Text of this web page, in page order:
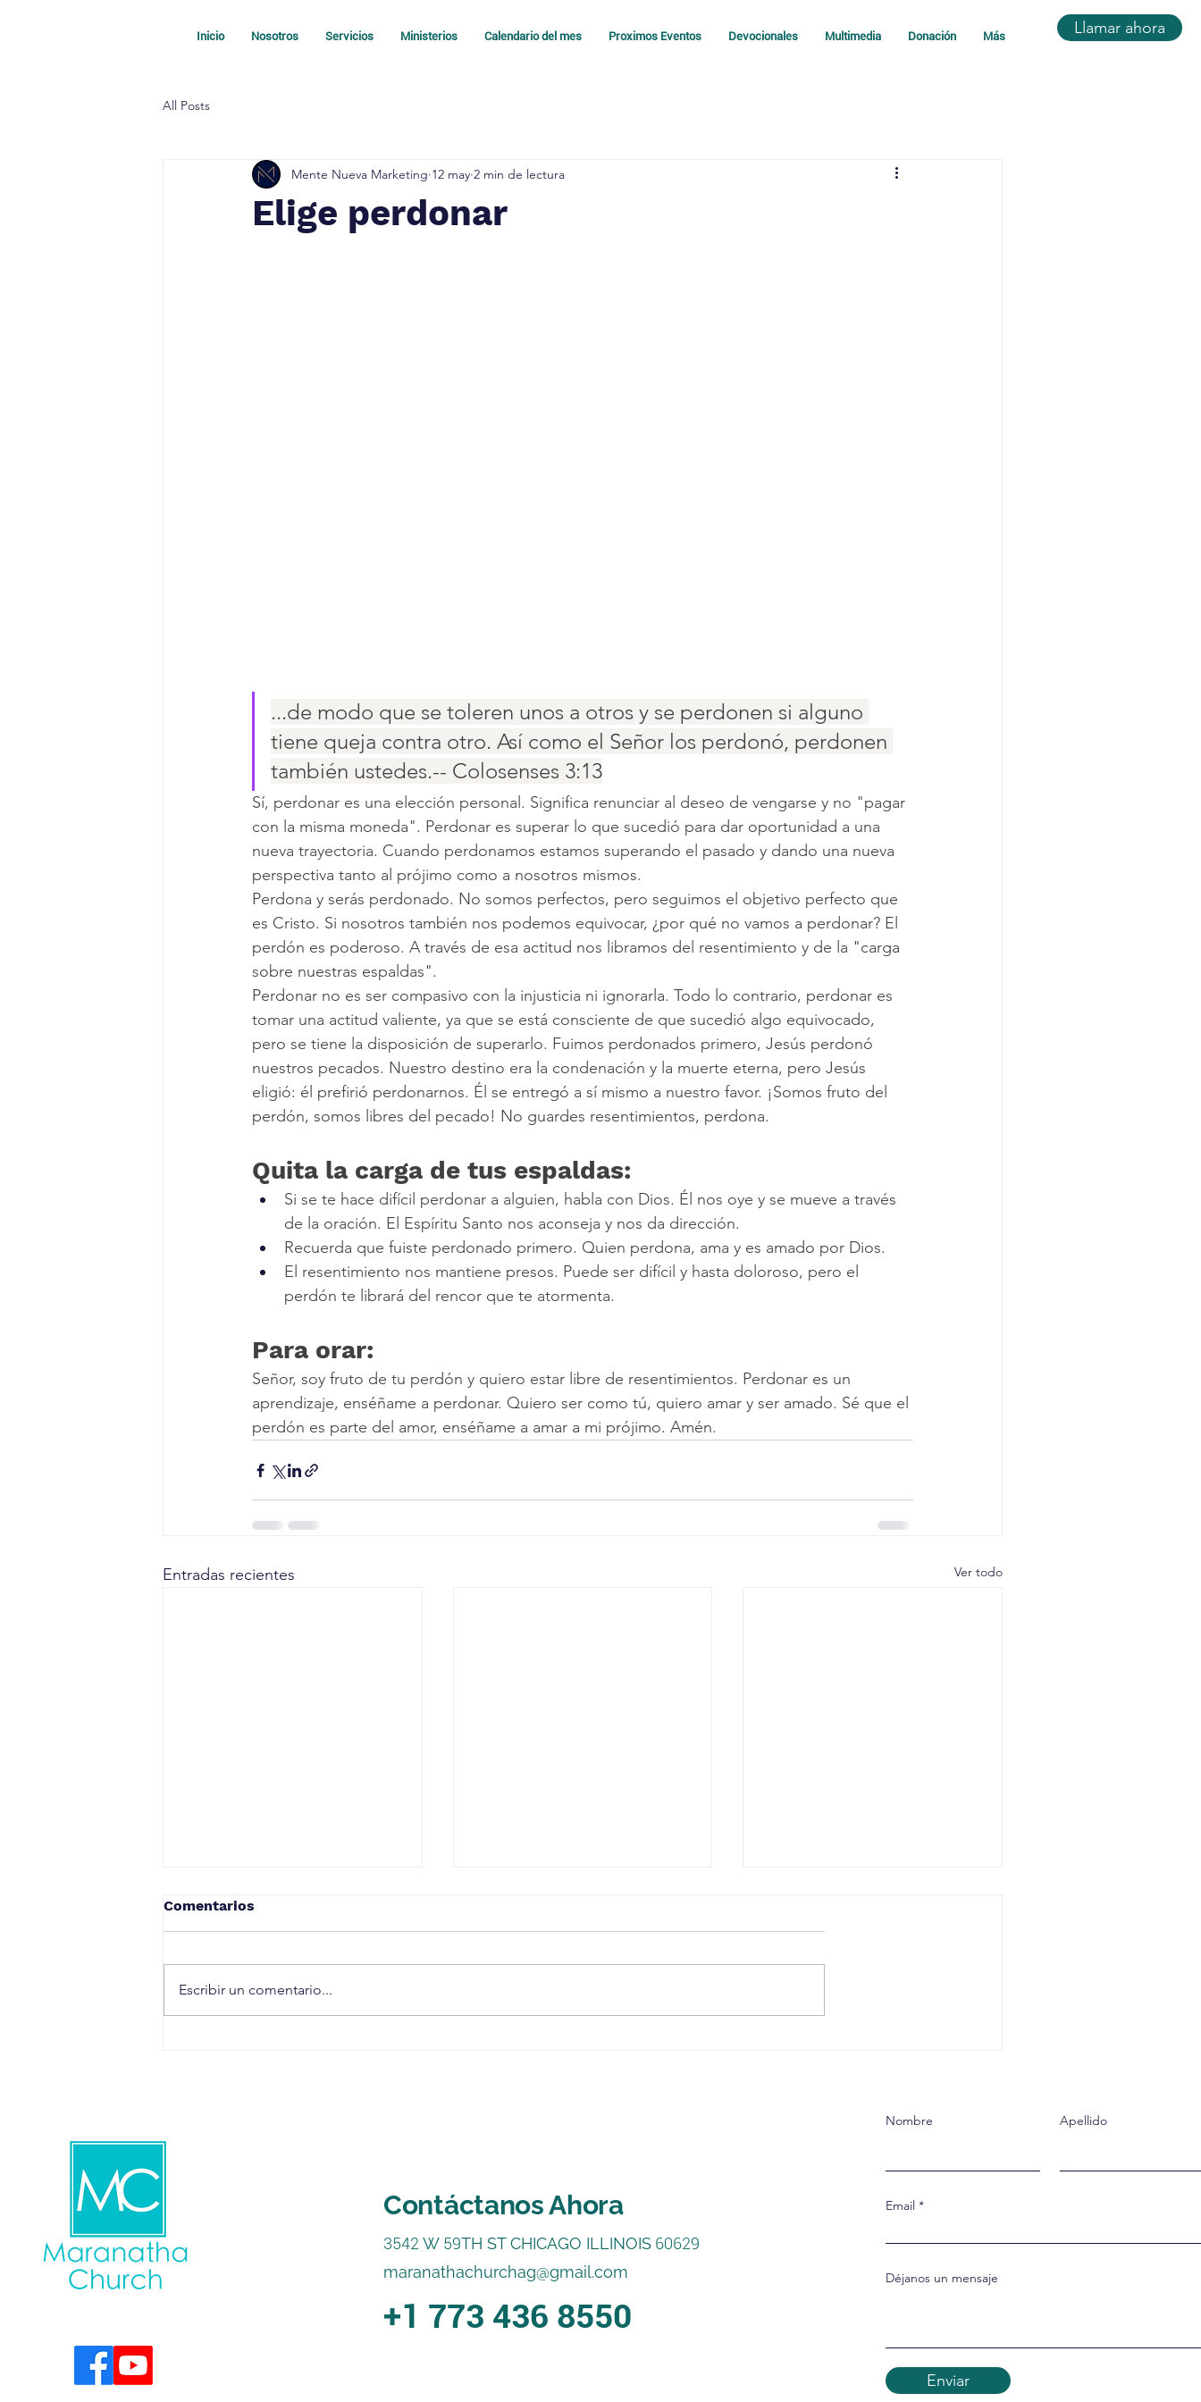
Inicio Nosotros Servicios Ministerios Calendario del mes Proximos Eventos Devocionales Multimedia Donación Más Llamar ahora
All Posts
Elige perdonar
Mente Nueva Marketing 12 may 2 min de lectura
...de modo que se toleren unos a otros y se perdonen si alguno
tiene queja contra otro. Así como el Señor los perdonó, perdonen
también ustedes.-- Colosenses 3:13
Sí, perdonar es una elección personal. Significa renunciar al deseo de vengarse y no "pagar
con la misma moneda". Perdonar es superar lo que sucedió para dar oportunidad a una
nueva trayectoria. Cuando perdonamos estamos superando el pasado y dando una nueva
perspectiva tanto al prójimo como a nosotros mismos.
Perdona y serás perdonado. No somos perfectos, pero seguimos el objetivo perfecto que
es Cristo. Si nosotros también nos podemos equivocar, ¿por qué no vamos a perdonar? El
perdón es poderoso. A través de esa actitud nos libramos del resentimiento y de la "carga
sobre nuestras espaldas".
Perdonar no es ser compasivo con la injusticia ni ignorarla. Todo lo contrario, perdonar es
tomar una actitud valiente, ya que se está consciente de que sucedió algo equivocado,
pero se tiene la disposición de superarlo. Fuimos perdonados primero, Jesús perdonó
nuestros pecados. Nuestro destino era la condenación y la muerte eterna, pero Jesús
eligió: él prefirió perdonarnos. Él se entregó a sí mismo a nuestro favor. ¡Somos fruto del
perdón, somos libres del pecado! No guardes resentimientos, perdona.
Quita la carga de tus espaldas:
Si se te hace difícil perdonar a alguien, habla con Dios. Él nos oye y se mueve a través
de la oración. El Espíritu Santo nos aconseja y nos da dirección.
Recuerda que fuiste perdonado primero. Quien perdona, ama y es amado por Dios.
El resentimiento nos mantiene presos. Puede ser difícil y hasta doloroso, pero el
perdón te librará del rencor que te atormenta.
Para orar:
Señor, soy fruto de tu perdón y quiero estar libre de resentimientos. Perdonar es un
aprendizaje, enséñame a perdonar. Quiero ser como tú, quiero amar y ser amado. Sé que el
perdón es parte del amor, enséñame a amar a mi prójimo. Amén.
Entradas recientes Ver todo
Comentarios
Escribir un comentario...
Nombre Apellido
Email
Déjanos un mensaje
Enviar
3542 W 59TH ST CHICAGO ILLINOIS 60629
maranathachurchag@gmail.com
+1 773 436 8550
Contáctanos Ahora